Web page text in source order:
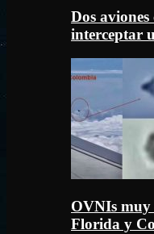
Dos aviones
interceptar
OVNIs muy
Florida y